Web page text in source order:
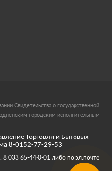
Свидетельства о государственной
городским исполнительным
Торговли и Бытовых
8-0152-77-29-53
033 65-44-0-01 либо по эл.почте